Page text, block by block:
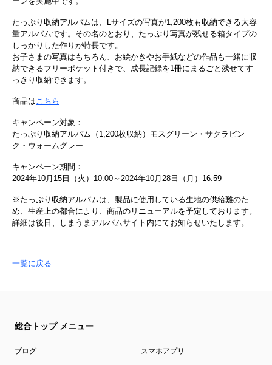
たっぷり収納アルバムは、Lサイズの写真が1,200枚も収納できる大容
量アルバムです。その名のとおり、たっぷり写真が残せる箱タイプの
しっかりした作りが特長です。
お子さまの写真はもちろん、お絵かきやお手紙などの作品も一緒に収
納できるフリーポケット付きで、成長記録を1冊にまるごと残せてす
っきり収納できます。
商品はこちら
キャンペーン対象：
たっぷり収納アルバム（1,200枚収納）モスグリーン・サクラピン
ク・ウォームグレー
キャンペーン期間：
2024年10月15日（火）10:00～2024年10月28日（月）16:59
※たっぷり収納アルバムは、製品に使用している生地の供給難のた
め、生産上の都合により、商品のリニューアルを予定しております。
詳細は後日、しまうまアルバムサイト内にてお知らせいたします。
一覧に戻る
総合トップ メニュー
ブログ スマホアプリ